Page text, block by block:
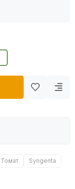
Томат
Syngenta